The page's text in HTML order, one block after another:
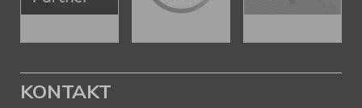
KONTAKT